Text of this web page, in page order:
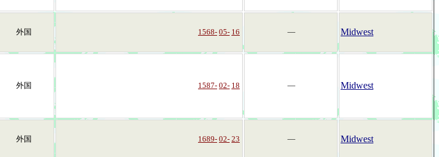
外国 1568- 05- 16 ― Midwest
外国 1587- 02- 18 ― Midwest
外国 1689- 02- 23 ― Midwest